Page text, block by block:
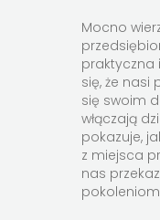
Mocno
praktyczna
się, że nasi
się swoim
włączają
pokazuje,
z miejsca
nas